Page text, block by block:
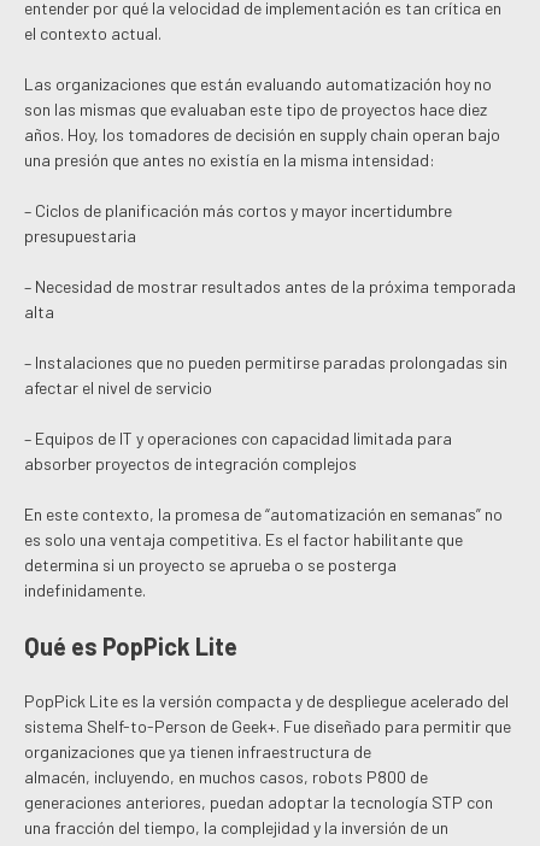
entender por qué la velocidad de implementación es tan crítica en
el contexto actual.
Las organizaciones que están evaluando automatización hoy no
son las mismas que evaluaban este tipo de proyectos hace diez
años. Hoy, los tomadores de decisión en supply chain operan bajo
una presión que antes no existía en la misma intensidad:
– Ciclos de planificación más cortos y mayor incertidumbre
presupuestaria
– Necesidad de mostrar resultados antes de la próxima temporada
alta
– Instalaciones que no pueden permitirse paradas prolongadas sin
afectar el nivel de servicio
– Equipos de IT y operaciones con capacidad limitada para
absorber proyectos de integración complejos
En este contexto, la promesa de “automatización en semanas” no
es solo una ventaja competitiva. Es el factor habilitante que
determina si un proyecto se aprueba o se posterga
indefinidamente.
Qué es PopPick Lite
PopPick Lite es la versión compacta y de despliegue acelerado del
sistema Shelf-to-Person de Geek+. Fue diseñado para permitir que
organizaciones que ya tienen infraestructura de
almacén, incluyendo, en muchos casos, robots P800 de
generaciones anteriores, puedan adoptar la tecnología STP con
una fracción del tiempo, la complejidad y la inversión de un